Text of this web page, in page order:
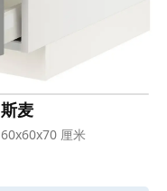
麦
厘米